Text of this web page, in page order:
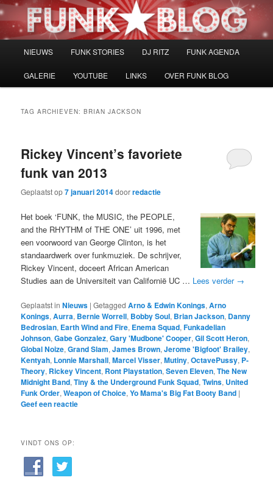
Spring
naar
Spring
naar
NIEUWS FUNK STORIES DJ RITZ FUNK AGENDA
GALERIE YOUTUBE LINKS OVER FUNK BLOG
TAG ARCHIEVEN:BRIAN JACKSON
Rickey Vincent’s favoriete
funk van 2013
Geplaatst op7 januari 2014doorredactie
Het boek ‘FUNK, the MUSIC, the PEOPLE,
and the RHYTHM of THE ONE’ uit 1996, met
een voorwoord van George Clinton, is het
standaardwerk over funkmuziek. De schrijver,
Rickey Vincent, doceert African American
Studies aan de Universiteit van Californië UC … Lees verder →
Geplaatst in Nieuws |Getagged Arno & Edwin Konings,Arno
Konings,Aurra, Bernie Worrell, Bobby Soul, Brian Jackson, Danny
Bedrosian, Earth Wind and Fire, Enema Squad,Funkadelian
Johnson,Gabe Gonzalez,Gary 'Mudbone' Cooper,Gil Scott Heron,
Global Noize,Grand Slam,James Brown,Jerome 'Bigfoot' Brailey,
Kentyah, Lonnie Marshall,Marcel Visser,Mutiny,OctavePussy, P-
Theory, Rickey Vincent, Ront Playstation,Seven Eleven,The New
Midnight Band,Tiny & the Underground Funk Squad,Twins, United
Funk Order,Weapon of Choice,Yo Mama's Big Fat Booty Band |
Geef een reactie
VINDT ONS OP: